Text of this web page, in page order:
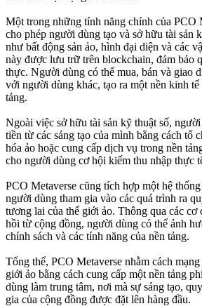
Một trong những tính năng chính của PCO
cho phép người dùng tạo và sở hữu tài sản
như bất động sản ảo, hình đại diện và các
này được lưu trữ trên blockchain, đảm bảo
thực. Người dùng có thể mua, bán và giao
với người dùng khác, tạo ra một nền kinh tế
tảng.
Ngoài việc sở hữu tài sản kỹ thuật số,
tiền từ các sáng tạo của mình bằng cách tổ
hóa ảo hoặc cung cấp dịch vụ trong nền
cho người dùng cơ hội kiếm thu nhập thực
PCO Metaverse cũng tích hợp một hệ
người dùng tham gia vào các quá trình ra
tương lai của thế giới ảo. Thông qua các cơ
hồi từ cộng đồng, người dùng có thể ảnh
chính sách và các tính năng của nền tảng.
Tổng thể, PCO Metaverse nhằm cách
giới ảo bằng cách cung cấp một nền tảng
dùng làm trung tâm, nơi mà sự sáng tạo,
gia của cộng đồng được đặt lên hàng đầu.